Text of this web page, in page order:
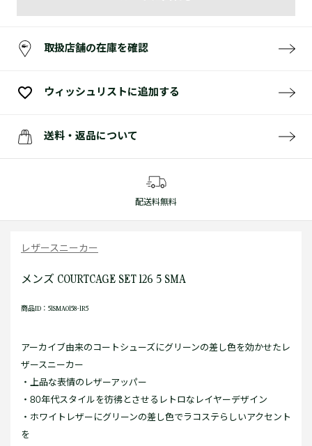
取扱店舗の在庫を確認
ウィッシュリストに追加する
送料・返品について
配送料無料
レザースニーカー
メンズ COURTCAGE SET 126 5 SMA
商品ID：51SMA0158-1R5
アーカイブ由来のコートシューズにグリーンの差し色を効かせたレ
ザースニーカー
・上品な表情のレザーアッパー
・80年代スタイルを彷彿とさせるレトロなレイヤーデザイン
・ホワイトレザーにグリーンの差し色でラコステらしいアクセント
を